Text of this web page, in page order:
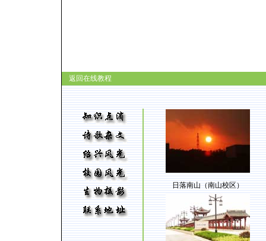
返回在线教程
日落南山（南山校区）